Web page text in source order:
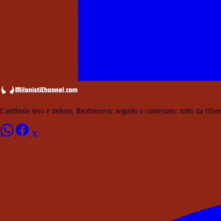
Cardinale teso e deluso, Ibrahimovic seguito e contestato: tutto da rifare